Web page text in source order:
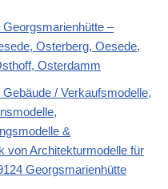
–
Osterberg, Oesede,
Osterdamm
/ Verkaufsmodelle,
&
von Architekturmodelle für
Georgsmarienhütte